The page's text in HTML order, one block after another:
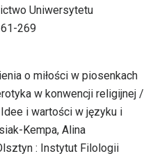
Uniwersytetu
269
o miłości w piosenkach
w konwencji religijnej /
i wartości w języku i
Kempa, Alina
: Instytut Filologii